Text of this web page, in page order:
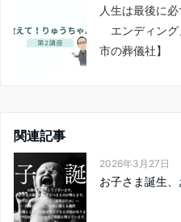
人生は最後に
エンディング
市の葬儀社】
関連記事
2026年3月27日
お子さま誕生